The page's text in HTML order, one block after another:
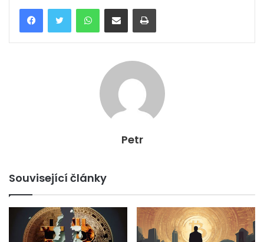
Poslat emailem
Petr
Související články